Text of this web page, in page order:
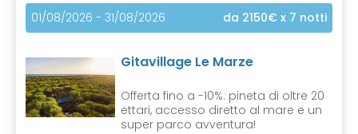
01/08/2026 - 31/08/2026
da 2150€ x 7 notti
Gitavillage Le Marze
Offerta fino a -10%: pineta di oltre 20
ettari, accesso diretto al mare e un
super parco avventura!